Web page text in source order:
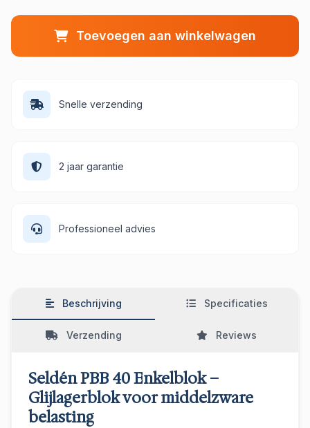
Toevoegen aan winkelwagen
Snelle verzending
2 jaar garantie
Professioneel advies
Beschrijving Specificaties
Verzending Reviews
Seldén PBB 40 Enkelblok –
Glijlagerblok voor middelzware
belasting